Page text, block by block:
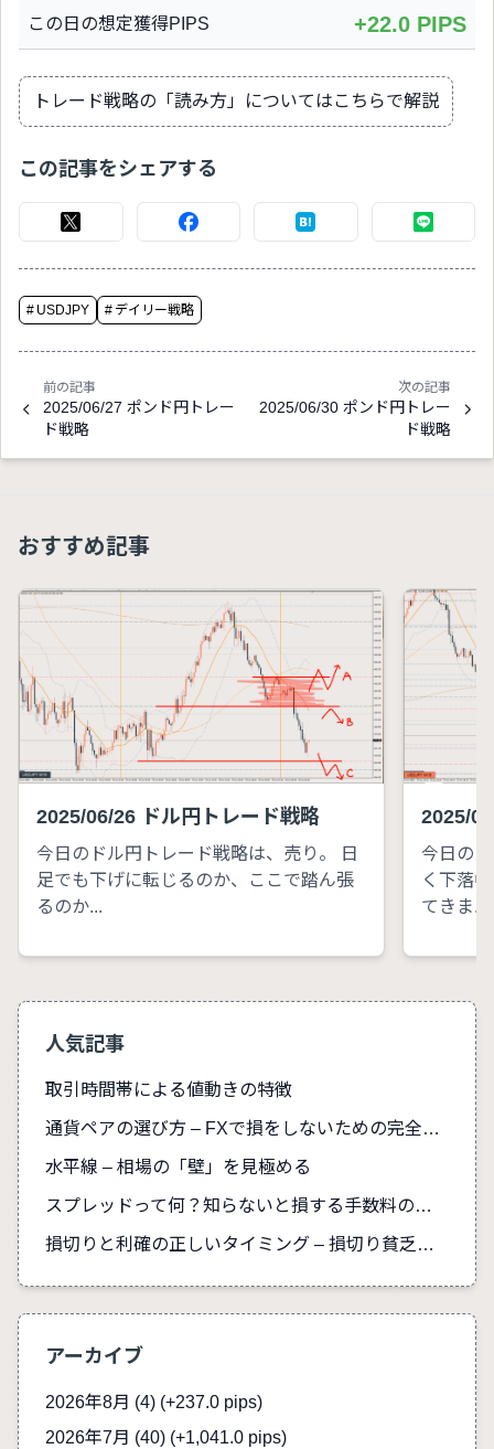
この日の想定獲得PIPS +22.0 PIPS
トレード戦略の「読み方」についてはこちらで解説
この記事をシェアする
# USDJPY # デイリー戦略
前の記事
2025/06/27 ポンド円トレー
ド戦略
次の記事
2025/06/30 ポンド円トレー
ド戦略
おすすめ記事
2025/06/26 ドル円トレード戦略
今日のドル円トレード戦略は、売り。 日
足でも下げに転じるのか、ここで踏ん張
るのか...
2025/
今日の
く下落
てきま...
人気記事
取引時間帯による値動きの特徴
通貨ペアの選び方 – FXで損をしないための完全ガイド
水平線 – 相場の「壁」を見極める
スプレッドって何？知らないと損する手数料の真実
損切りと利確の正しいタイミング – 損切り貧乏を防ぐ
アーカイブ
2026年8月 (4) (+237.0 pips)
2026年7月 (40) (+1,041.0 pips)